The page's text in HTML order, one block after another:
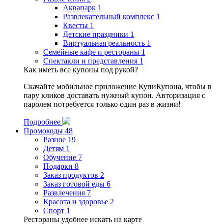
Аквапарк 1
Развлекательный комплекс 1
Квесты 1
Детские праздники 1
Виртуальная реальность 1
Семейные кафе и рестораны 1
Спектакли и представления 1
Как иметь все купоны под рукой?
Скачайте мобильное приложение КупиКупона, чтобы в
пару кликов доставать нужный купон. Авторизация с
паролем потребуется только один раз в жизни!
Подробнее
Промокоды 48
Разное 19
Детям 1
Обучение 7
Подарки 8
Заказ продуктов 2
Заказ готовой еды 6
Развлечения 7
Красота и здоровье 2
Спорт 1
Рестораны удобнее искать на карте